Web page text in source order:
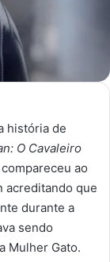
história de
O Cavaleiro
ao
acreditando que
durante a
sendo
Mulher Gato.